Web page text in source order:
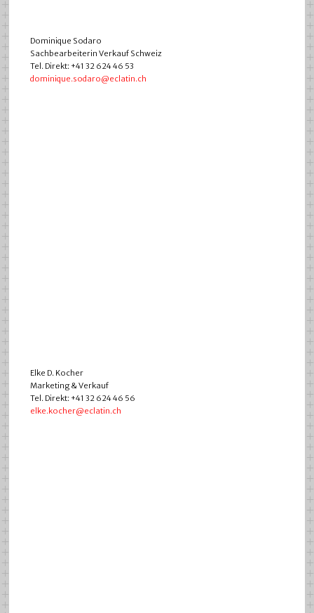
Dominique Sodaro
Sachbearbeiterin Verkauf Schweiz
Tel. Direkt: +41 32 624 46 53
dominique.sodaro@eclatin.ch
Elke D. Kocher
Marketing & Verkauf
Tel. Direkt: +41 32 624 46 56
elke.kocher@eclatin.ch